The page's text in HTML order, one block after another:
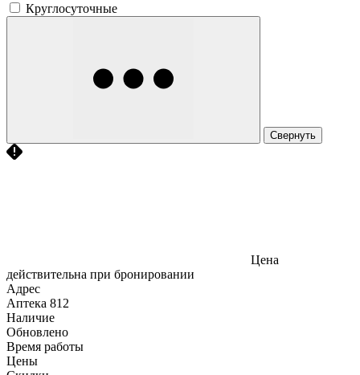
Круглосуточные
Свернуть
Цена
действительна при бронировании
Адрес
Аптека 812
Наличие
Обновлено
Время работы
Цены